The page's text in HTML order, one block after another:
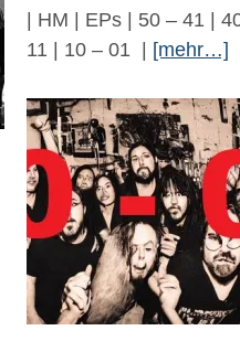
| HM | EPs | 50 – 41 |
11 | 10 – 01 | [mehr…]